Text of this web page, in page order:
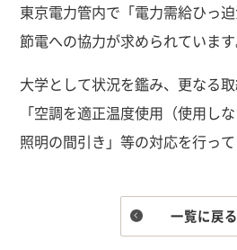
東京電力管内で「電力需給ひっ迫
節電への協力が求められています
大学として状況を鑑み、更なる
「空調を適正温度使用（使用し
照明の間引き」等の対応を行って
一覧に戻る